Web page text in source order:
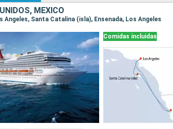
MÉXICO
Angeles, Santa Catalina (isla), Ensenada, Los Angeles
Comidas incluidas